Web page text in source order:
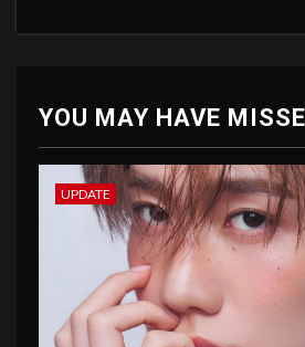
YOU MAY HAVE
UPDATE